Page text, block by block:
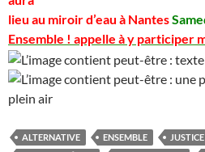
lieu au miroir d’eau à Nantes
Ensemble ! appelle à y participer
ALTERNATIVE ENSEMBLE